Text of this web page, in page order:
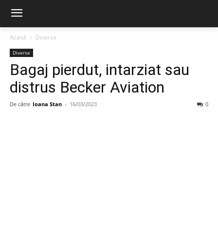
Acasă Diverse
Diverse
Bagaj pierdut, intarziat sau
distrus Becker Aviation
De către Ioana Stan - 16/03/2023 0